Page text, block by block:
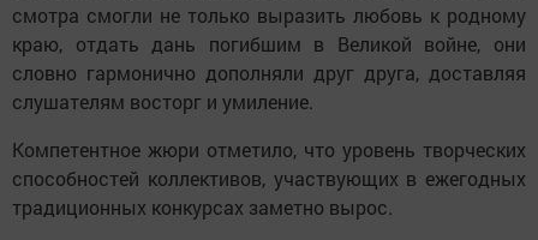
смотра смогли не только выразить любовь к родному
краю, отдать дань погибшим в Великой войне, они
словно гармонично дополняли друг друга, доставляя
слушателям восторг и умиление.
Компетентное жюри отметило, что уровень творческих
способностей коллективов, участвующих в ежегодных
традиционных конкурсах заметно вырос.